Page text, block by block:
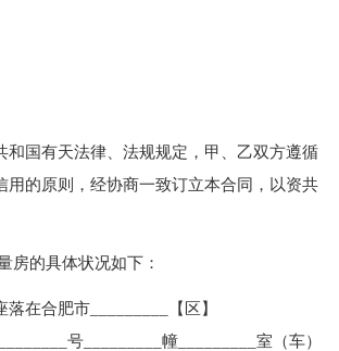
国有天法律、法规规定，甲、乙双方遵循
用的原则，经协商一致订立本合同，以资共
的具体状况如下：
在合肥市_________【区】
号_________幢_________室（车）